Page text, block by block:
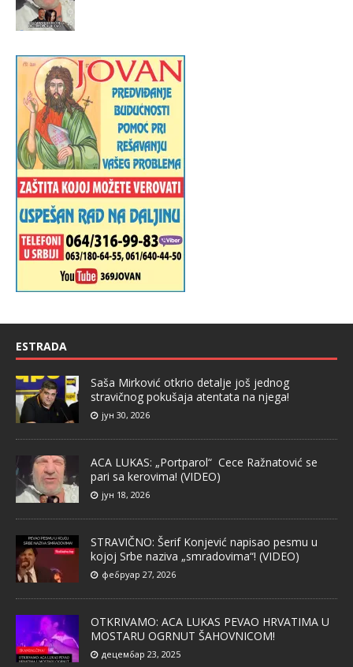
ESTRADA
Saša Mirković otkrio detalje još jednog
stravičnog pokušaja atentata na njega!
јун 30, 2026
ACA LUKAS: „Portparol“ Cece Ražnatović se
pari sa kerovima! (VIDEO)
јун 18, 2026
STRAVIČNO: Šerif Konjević napisao pesmu u
kojoj Srbe naziva „smradovima“! (VIDEO)
фебруар 27, 2026
OTKRIVAMO: ACA LUKAS PEVAO HRVATIMA U
MOSTARU OGRNUT ŠAHOVNICOM!
децембар 23, 2025